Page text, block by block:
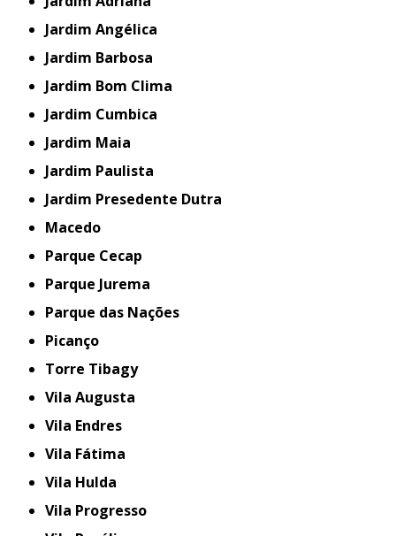
Jardim Angélica
Jardim Barbosa
Jardim Bom Clima
Jardim Cumbica
Jardim Maia
Jardim Paulista
Jardim Presedente Dutra
Macedo
Parque Cecap
Parque Jurema
Parque das Nações
Picanço
Torre Tibagy
Vila Augusta
Vila Endres
Vila Fátima
Vila Hulda
Vila Progresso